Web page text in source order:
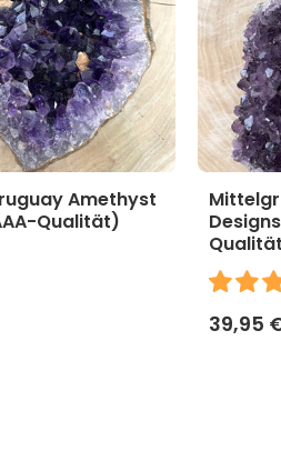
Amethyst
Qualität)
39,95